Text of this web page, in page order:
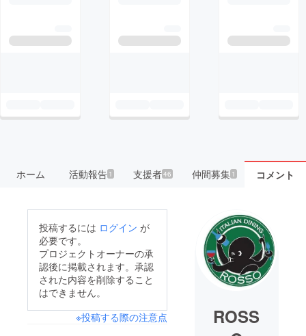
ホーム 活動報告1 支援者46 仲間募集 1 コメント
投稿するには ログイン が
必要です。
プロジェクトオーナーの承
認後に掲載されます。承認
された内容を削除すること
はできません。
※投稿する際の注意点
ROSS